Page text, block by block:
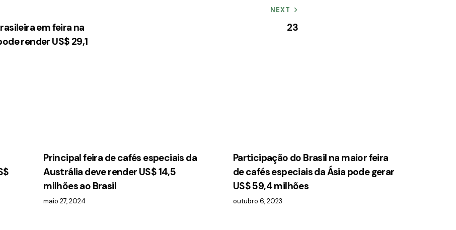
em feira na
render US$ 29,1
NEXT
23
Principal feira de cafés especiais da
Austrália deve render US$ 14,5
milhões ao Brasil
maio 27, 2024
Participação do Brasil na maior feira
de cafés especiais da Ásia pode gerar
US$ 59,4 milhões
outubro 6, 2023